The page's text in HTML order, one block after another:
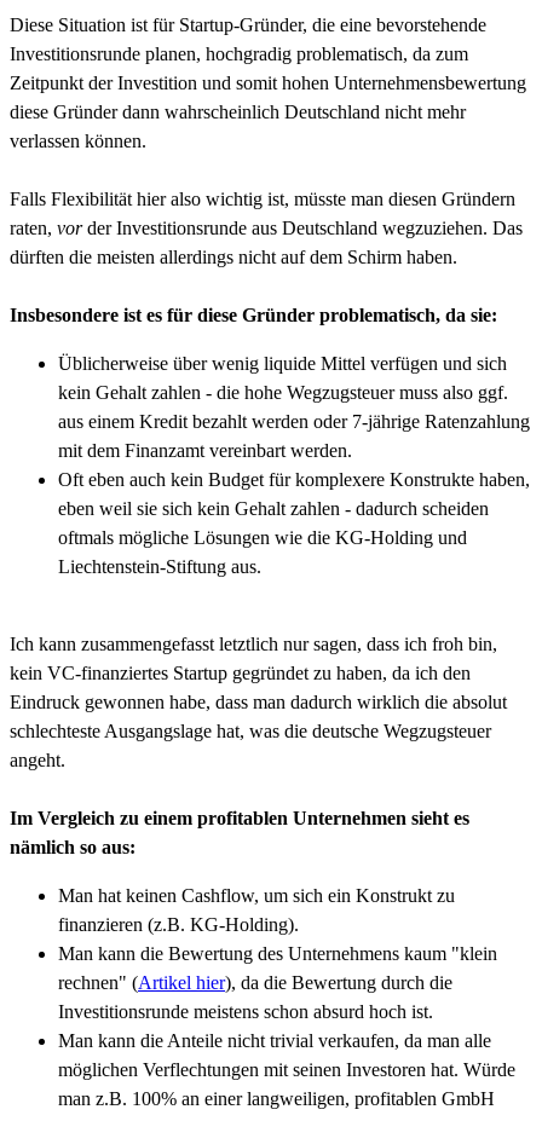
Diese Situation ist für Startup-Gründer, die eine bevorstehende
Investitionsrunde planen, hochgradig problematisch, da zum
Zeitpunkt der Investition und somit hohen Unternehmensbewertung
diese Gründer dann wahrscheinlich Deutschland nicht mehr
verlassen können.
Falls Flexibilität hier also wichtig ist, müsste man diesen Gründern
raten, vorder Investitionsrunde aus Deutschland wegzuziehen. Das
dürften die meisten allerdings nicht auf dem Schirm haben.
Insbesondere ist es für diese Gründer problematisch, da sie:
Üblicherweise über wenig liquide Mittel verfügen und sich
kein Gehalt zahlen - die hohe Wegzugsteuer muss also ggf.
aus einem Kredit bezahlt werden oder 7-jährige Ratenzahlung
mit dem Finanzamt vereinbart werden.
Oft eben auch kein Budget für komplexere Konstrukte haben,
eben weil sie sich kein Gehalt zahlen - dadurch scheiden
oftmals mögliche Lösungen wie die KG-Holding und
Liechtenstein-Stiftung aus.
Ich kann zusammengefasst letztlich nur sagen, dass ich froh bin,
kein VC-finanziertes Startup gegründet zu haben, da ich den
Eindruck gewonnen habe, dass man dadurch wirklich die absolut
schlechteste Ausgangslage hat, was die deutsche Wegzugsteuer
angeht.
Im Vergleich zu einem profitablen Unternehmen sieht es
nämlich so aus:
Man hat keinen Cashflow, um sich ein Konstrukt zu
finanzieren (z.B. KG-Holding).
Man kann die Bewertung des Unternehmens kaum "klein
rechnen" (Artikel hier), da die Bewertung durch die
Investitionsrunde meistens schon absurd hoch ist.
Man kann die Anteile nicht trivial verkaufen, da man alle
möglichen Verflechtungen mit seinen Investoren hat. Würde
man z.B. 100% an einer langweiligen, profitablen GmbH